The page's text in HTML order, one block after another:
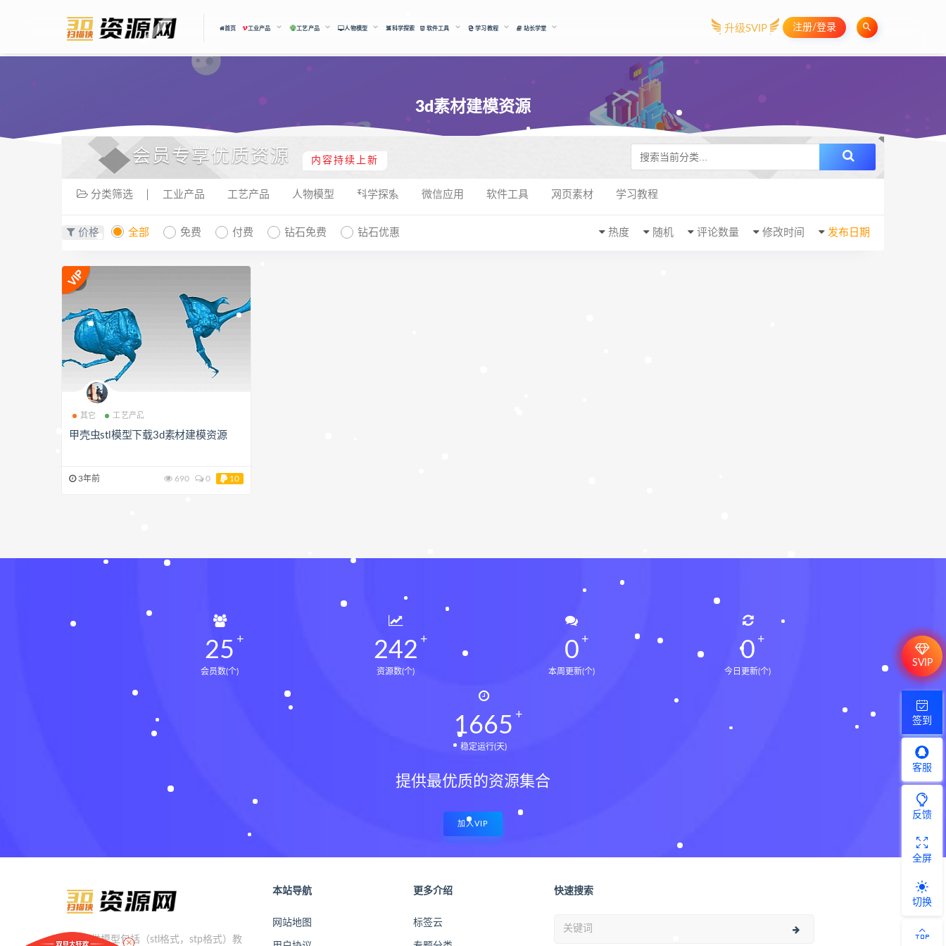
首页 工业产品 工艺产品 人物模型 科学探索 软件工具 学习教程 站长学堂 升级SVIP 注册/登录
3d素材建模资源
会员专享优质资源 内容持续上新
分类筛选 工业产品 工艺产品 人物模型 科学探索 微信应用 软件工具 网页素材 学习教程
价格 全部 免费 付费 钻石免费 钻石优惠 发布日期
修改时间
评论数量
随机
热度
其它 工艺产品
甲壳虫stl模型下载3d素材建模资源
3年前 690 0 10
25
会员数(个)
243
资源数(个)
0
本周更新(个)
0
今日更新(个)
1675
稳定运行(天)
提供最优质的资源集合
加入VIP
本站提供模型包括（stl格式，stp格式）教
本站导航
网站地图
更多介绍
标签云
快速搜索
SVIP
签到
客服
反馈
全屏
切换
×